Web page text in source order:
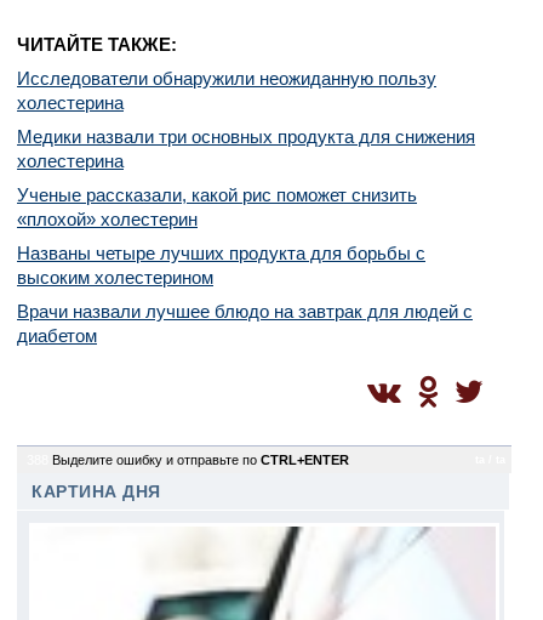
ЧИТАЙТЕ ТАКЖЕ:
Исследователи обнаружили неожиданную пользу
холестерина
Медики назвали три основных продукта для снижения
холестерина
Ученые рассказали, какой рис поможет снизить
«плохой» холестерин
Названы четыре лучших продукта для борьбы с
высоким холестерином
Врачи назвали лучшее блюдо на завтрак для людей с
диабетом
Выделите ошибку и отправьте по CTRL+ENTER
КАРТИНА ДНЯ